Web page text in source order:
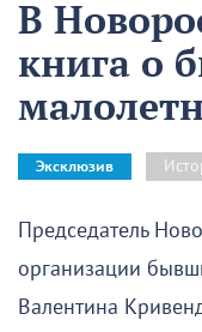
В
книга о
Эксклюзив
Председатель
организации
Валентина